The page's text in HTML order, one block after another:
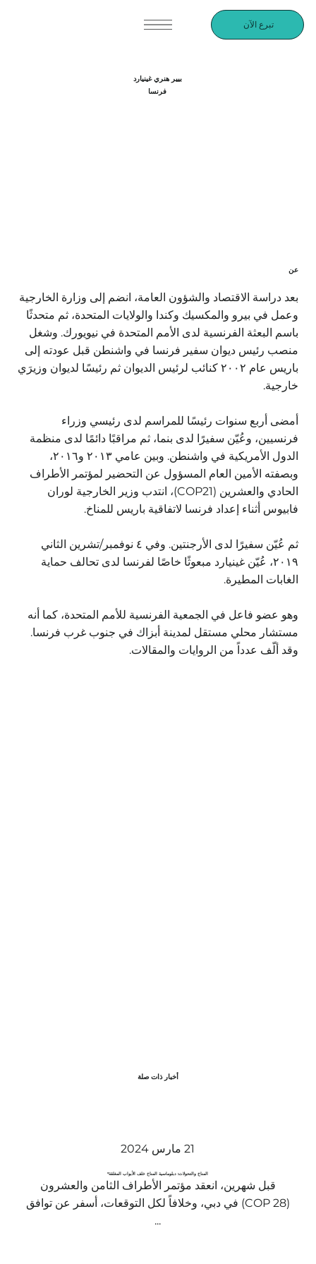
تبرع الآن
بيير هنري غينيارد
فرنسا
عن
بعد دراسة الاقتصاد والشؤون العامة، انضم إلى وزارة الخارجية
وعمل في بيرو والمكسيك وكندا والولايات المتحدة، ثم متحدثًا
باسم البعثة الفرنسية لدى الأمم المتحدة في نيويورك. وشغل
منصب رئيس ديوان سفير فرنسا في واشنطن قبل عودته إلى
باريس عام ٢٠٠٢ كنائب لرئيس الديوان ثم رئيسًا لديوان وزيرَي
خارجية.
أمضى أربع سنوات رئيسًا للمراسم لدى رئيسي وزراء
فرنسيين، وعُيّن سفيرًا لدى بنما، ثم مراقبًا دائمًا لدى منظمة
الدول الأمريكية في واشنطن. وبين عامي ٢٠١٣ و٢٠١٦،
وبصفته الأمين العام المسؤول عن التحضير لمؤتمر الأطراف
الحادي والعشرين (COP21)، انتدب وزير الخارجية لوران
فابيوس أثناء إعداد فرنسا لاتفاقية باريس للمناخ.
ثم عُيّن سفيرًا لدى الأرجنتين. وفي ٤ نوفمبر/تشرين الثاني
٢٠١٩، عُيّن غينيارد مبعوثًا خاصًا لفرنسا لدى تحالف حماية
الغابات المطيرة.
وهو عضو فاعل في الجمعية الفرنسية للأمم المتحدة، كما أنه
مستشار محلي مستقل لمدينة أبزاك في جنوب غرب فرنسا.
وقد ألّف عدداً من الروايات والمقالات.
أخبار ذات صلة
21 مارس 2024
المناخ والتحولات: دبلوماسية المناخ خلف الأبواب المغلقة*
قبل شهرين، انعقد مؤتمر الأطراف الثامن والعشرون
(COP 28) في دبي، وخلافاً لكل التوقعات، أسفر عن توافق
...